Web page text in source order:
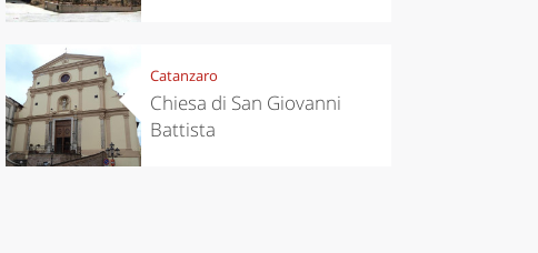
Catanzaro
Chiesa di San Giovanni
Battista